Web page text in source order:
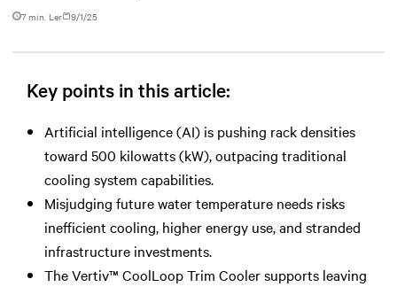
7 min. Ler 9/1/25
Key points in this article:
Artificial intelligence (AI) is pushing rack densities
toward 500 kilowatts (kW), outpacing traditional
cooling system capabilities.
Misjudging future water temperature needs risks
inefficient cooling, higher energy use, and stranded
infrastructure investments.
The Vertiv™ CoolLoop Trim Cooler supports leaving